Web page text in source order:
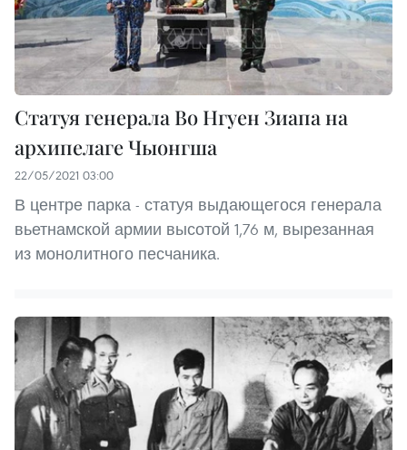
Статуя генерала Во Нгуен Зиапа на
архипелаге Чыонгша
22/05/2021 03:00
В центре парка - статуя выдающегося генерала
вьетнамской армии высотой 1,76 м, вырезанная
из монолитного песчаника.